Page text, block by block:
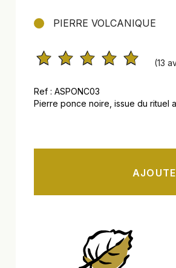
PIERRE VOLCANIQUE
(13
Ref : ASPONC03
Pierre ponce noire, issue du rituel